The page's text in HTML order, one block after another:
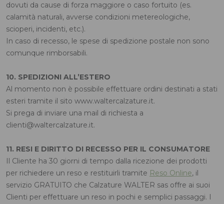
dovuti da cause di forza maggiore o caso fortuito (es.
calamità naturali, avverse condizioni metereologiche,
scioperi, incidenti, etc.).
In caso di recesso, le spese di spedizione postale non sono
comunque rimborsabili.
10. SPEDIZIONI ALL’ESTERO
Al momento non è possibile effettuare ordini destinati a stati
esteri tramite il sito www.waltercalzature.it.
Si prega di inviare una mail di richiesta a
clienti@waltercalzature.it.
11. RESI E DIRITTO DI RECESSO PER IL CONSUMATORE
Il Cliente ha 30 giorni di tempo dalla ricezione dei prodotti
per richiedere un reso e restituirli tramite Reso Online, il
servizio GRATUITO che Calzature WALTER sas offre ai suoi
Clienti per effettuare un reso in pochi e semplici passaggi. I